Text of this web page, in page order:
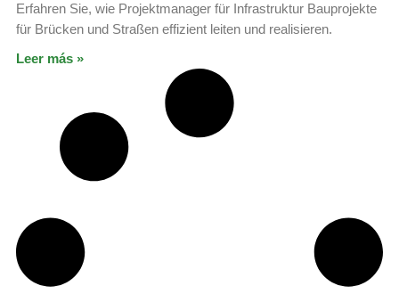
Erfahren Sie, wie Projektmanager für Infrastruktur Bauprojekte
für Brücken und Straßen effizient leiten und realisieren.
Leer más »